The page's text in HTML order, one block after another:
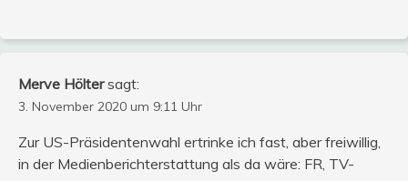
Merve Hölter sagt:
3. November 2020 um 9:11 Uhr
Zur US-Präsidentenwahl ertrinke ich fast, aber freiwillig,
in der Medienberichterstattung als da wäre: FR, TV-